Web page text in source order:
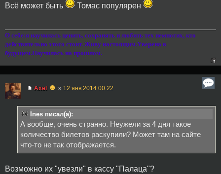
Всё может быть Томас популярен
О себе:я научилась ценить, сохранять и любить тех немногих, кто
действительно этого стоит. Живу настоящим.Уверена в
будущем.Научилась на прошлом.
Axel ☻ » 12 янв 2014 00:22
Ines писал(а):
А вообще, очень странно. Неужели за 4 дня такое
количество билетов раскупили? Может там на сайте
что-то не так отображается.
Возможно их "увезли" в кассу "Палаца"?